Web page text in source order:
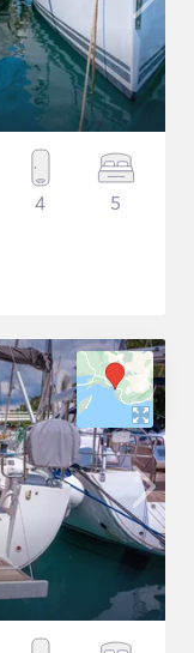
4 5